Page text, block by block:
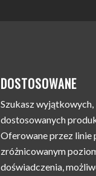
DOSTOSOWANE
Szukasz wyjątkowych,
dostosowanych
Oferowane przez linie
zróżnicowanym
doświadczenia,